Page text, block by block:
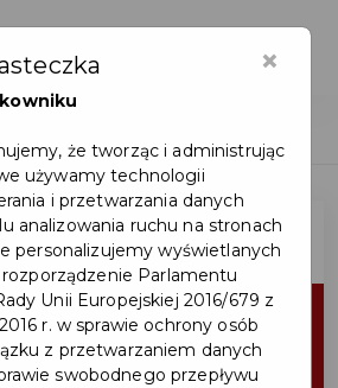
29
×
że tworząc i administrując
używamy technologii
i przetwarzania danych
analizowania ruchu na stronach
personalizujemy wyświetlanych
Parlamentu
Unii Europejskiej 2016/679 z
r. w sprawie ochrony osób
z przetwarzaniem danych
swobodnego przepływu